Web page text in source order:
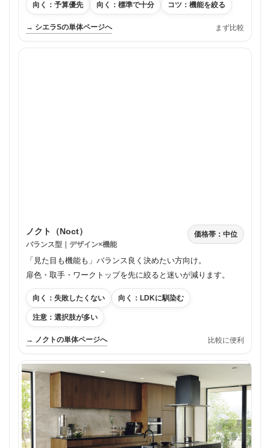
向く：予算優先 向く：標準で十分 コツ：機能を絞る
→ シエラSの単体ページへ まず比較
ノクト（Noct）
バランス型｜デザイン×機能
価格帯：中位
「見た目も機能も」バランス良く決めたい方向け。
扉色・取手・ワークトップを先に絞ると迷いが減ります。
向く：失敗したくない 向く：LDKに馴染む
注意：選択肢が多い
→ ノクトの単体ページへ 比較に便利